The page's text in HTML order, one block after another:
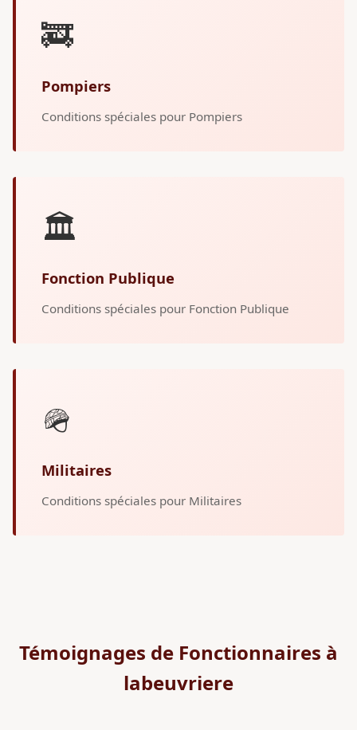
🚒
Pompiers
Conditions spéciales pour Pompiers
🏛️
Fonction Publique
Conditions spéciales pour Fonction Publique
🪖
Militaires
Conditions spéciales pour Militaires
Témoignages de Fonctionnaires à
labeuvriere